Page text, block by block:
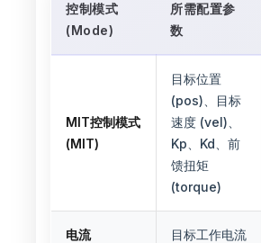
控制模式
(Mode)
所需配置参
数
MIT控制模式
(MIT)
目标位置
(pos)、目标
速度 (vel)、
Kp、Kd、前
馈扭矩
(torque)
电流
目标工作电流